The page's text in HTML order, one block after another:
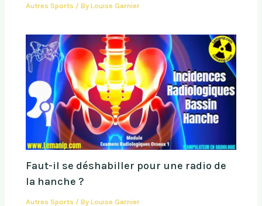
Autres Sports / ByLouise Garnier
Faut-il se déshabiller pour une radio de
la hanche ?
Autres Sports / ByLouise Garnier